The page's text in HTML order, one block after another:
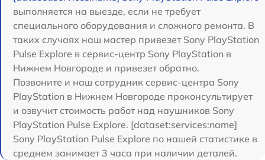
выполняется на выезде, если не требует
специального оборудования и сложного ремонта. В
таких случаях наш мастер привезет Sony PlayStation
Pulse Explore в сервис-центр Sony PlayStation в
Нижнем Новгороде и привезет обратно.
Позвоните и наш сотрудник сервис-центра Sony
PlayStation в Нижнем Новгороде проконсультирует
и озвучит стоимость работ над наушников Sony
PlayStation Pulse Explore. [dataset:services:name]
Sony PlayStation Pulse Explore по нашей статистике в
среднем занимает 3 часа при наличии деталей.